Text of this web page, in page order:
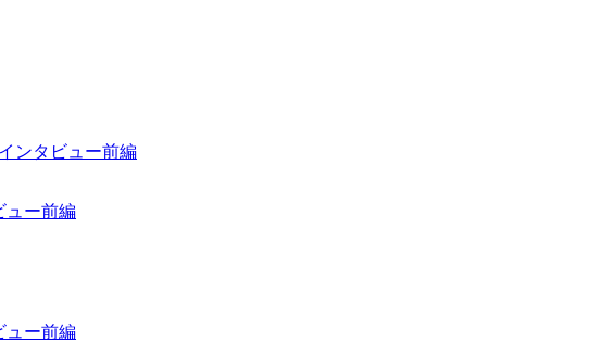
ュー前編
ュー前編